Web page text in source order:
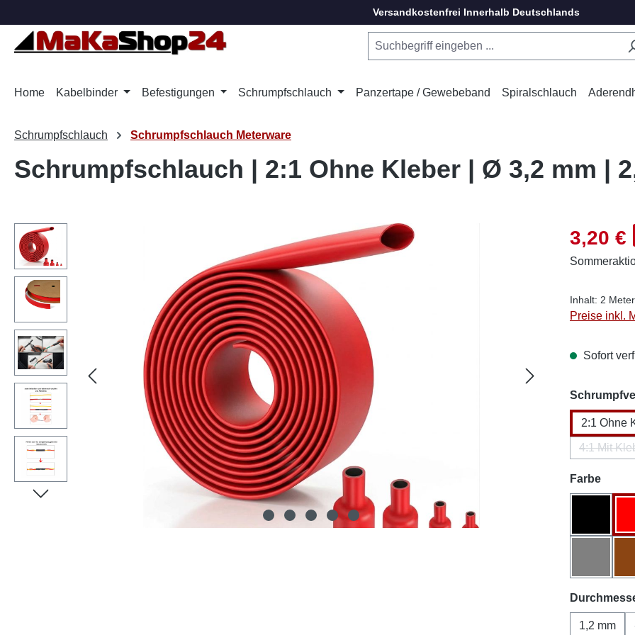
Versandkostenfrei Innerhalb Deutschlands
Home Kabelbinder Befestigungen Schrumpfschlauch Panzertape / Gewebeband Spiralschlauch
Schrumpfschlauch Schrumpfschlauch Meterware
Schrumpfschlauch | 2:1 Ohne Kleber | Ø 3,2 mm |
Bildergalerie überspringen 3,20 €
Inhalt: 2 Meter
Preise inkl.
Sofort
2:1 Ohne
4:1 Mit
Farbe
1,2 mm